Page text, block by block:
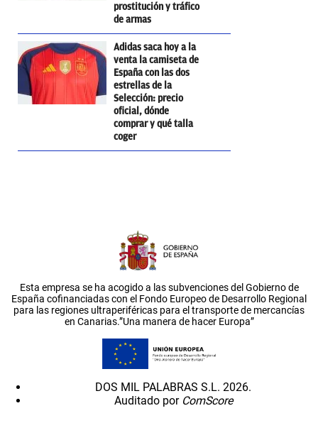
prostitución y tráfico
de armas
Adidas saca hoy a la
venta la camiseta de
España con las dos
estrellas de la
Selección: precio
oficial, dónde
comprar y qué talla
coger
Esta empresa se ha acogido a las subvenciones del Gobierno de
España cofinanciadas con el Fondo Europeo de Desarrollo Regional
para las regiones ultraperiféricas para el transporte de mercancías
en Canarias.”Una manera de hacer Europa”
DOS MIL PALABRAS S.L. 2026.
Auditado por ComScore